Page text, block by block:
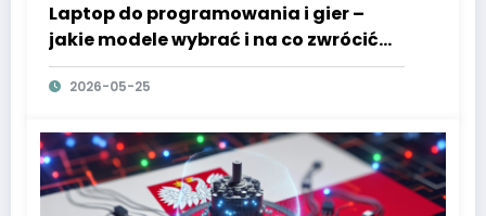
Laptop do programowania i gier –
jakie modele wybrać i na co zwrócić
uwagę
2026-05-25